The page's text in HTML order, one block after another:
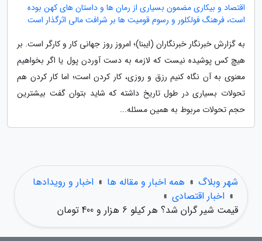
اقتصاد و بیکاری مضمون بسیاری از رمان ها و داستان های کهن بوده
است، فرهنگ فولکلور و رسوم قومیت ها بر شرافت مالی اثرگذار است
به گزارش خبرنگار خبرنگاران (ایبنا)؛ امروز روز جهانی کار و کارگر است. بر
هیچ کس پوشیده نیست که لازمه به دست آوردن پول یا اگر بخواهیم
معنوی به آن نگاه کنیم رزق و روزی، کار کردن است؛ اما کار کردن هم
تحولات بسیاری در طول تاریخ داشته که شاید بتوان گفت بیشترین
حجم تحولات مربوط به همین مسئله...
شهر وبلاگ » همه اخبار و مقاله ها » اخبار و رویدادها
» اخبار اقتصادی »
قیمت شیر گران شد؟ هر کیلو 6 هزار و 400 تومان